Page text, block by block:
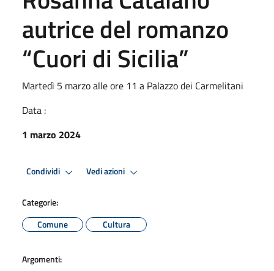
autrice del romanzo
“Cuori di Sicilia”
Martedì 5 marzo alle ore 11 a Palazzo dei Carmelitani
Data :
1 marzo 2024
Condividi Vedi azioni
Categorie:
Comune
Cultura
Argomenti: